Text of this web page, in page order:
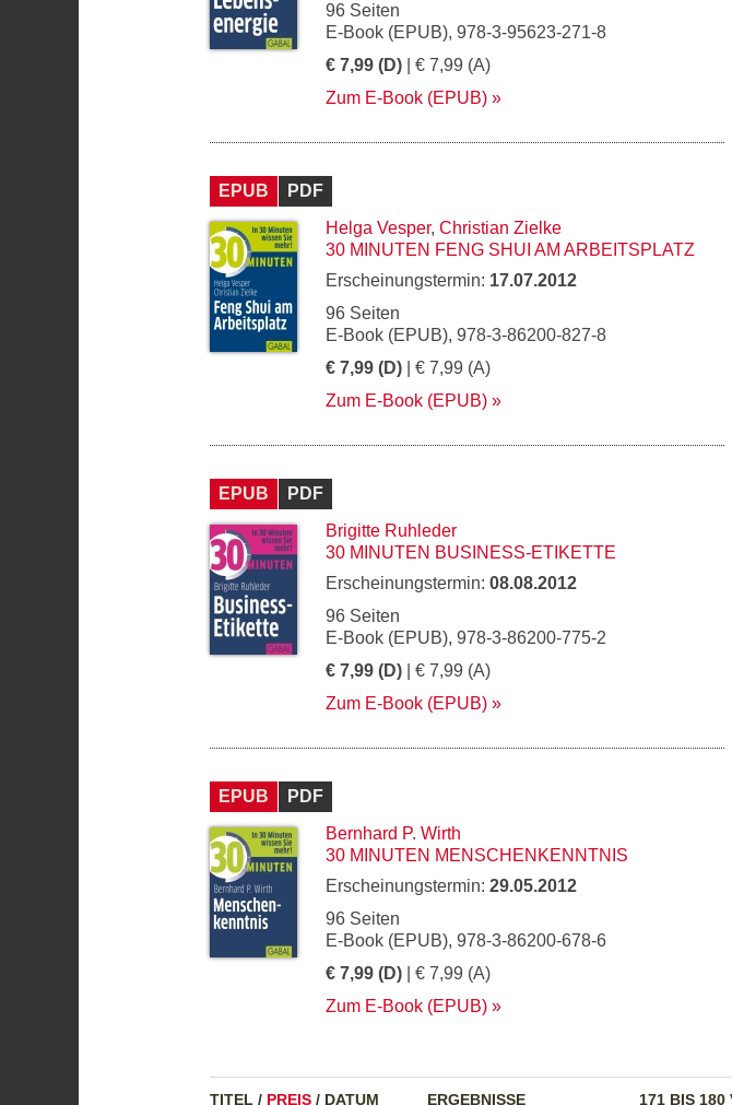
96 Seiten
E-Book (EPUB), 978-3-95623-271-8
€ 7,99 (D) | € 7,99 (A)
Zum E-Book (EPUB)
EPUB
PDF
Helga Vesper, Christian Zielke
30 MINUTEN FENG SHUI AM ARBEITSPLATZ
Erscheinungstermin: 17.07.2012
96 Seiten
E-Book (EPUB), 978-3-86200-827-8
€ 7,99 (D) | € 7,99 (A)
Zum E-Book (EPUB)
EPUB
PDF
Brigitte Ruhleder
30 MINUTEN BUSINESS-ETIKETTE
Erscheinungstermin: 08.08.2012
96 Seiten
E-Book (EPUB), 978-3-86200-775-2
€ 7,99 (D) | € 7,99 (A)
Zum E-Book (EPUB)
EPUB
PDF
Bernhard P. Wirth
30 MINUTEN MENSCHENKENNTNIS
Erscheinungstermin: 29.05.2012
96 Seiten
E-Book (EPUB), 978-3-86200-678-6
€ 7,99 (D) | € 7,99 (A)
Zum E-Book (EPUB)
TITEL / PREIS / DATUM ERGEBNISSE 171 BIS 180